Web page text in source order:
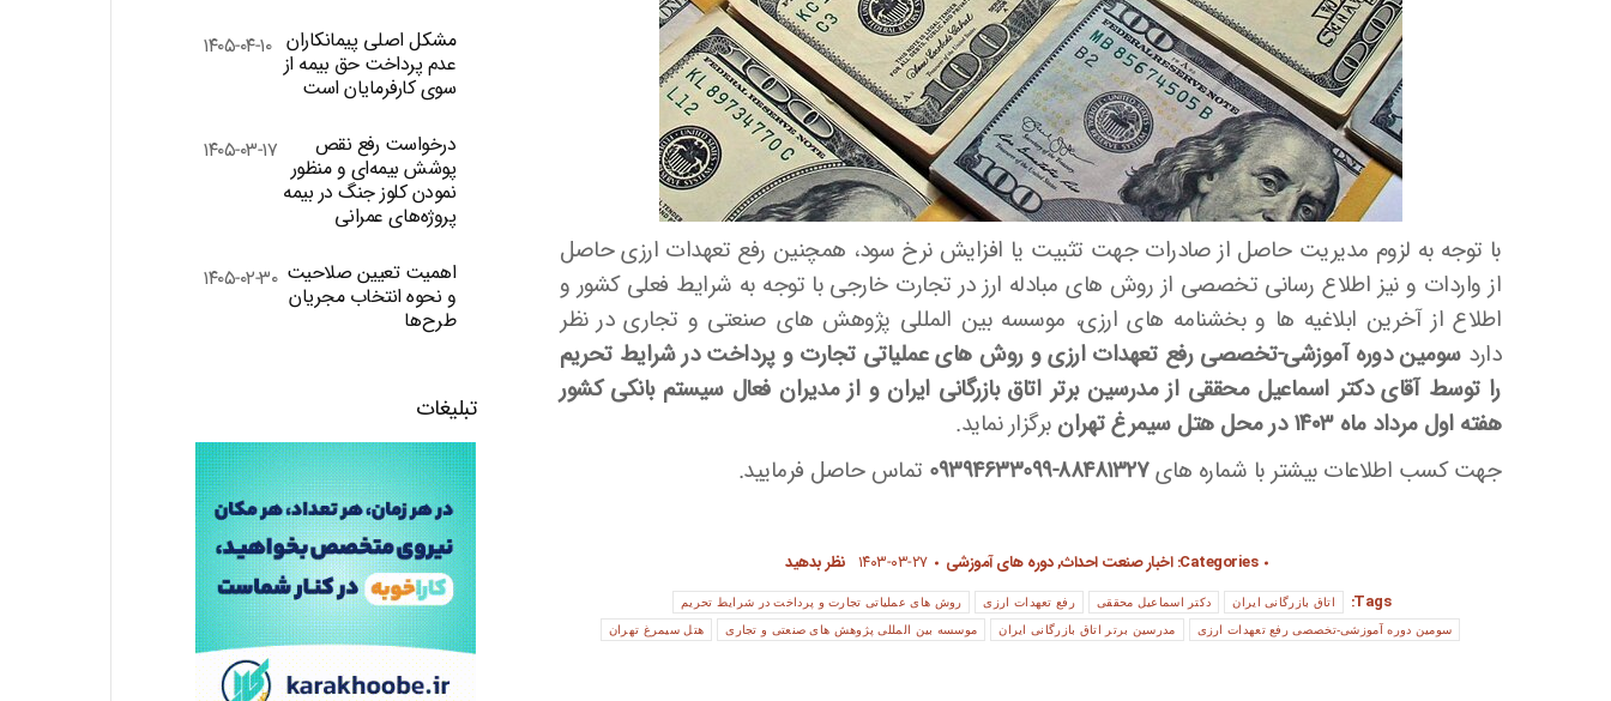
با توجه به لزوم مدیریت حاصل از صادرات جهت تثبیت یا افزایش نرخ سود، همچنین رفع تعهدات ارزی حاصل
از واردات و نیز اطلاع رسانی تخصصی از روش های مبادله ارز در تجارت خارجی با توجه به شرایط فعلی کشور و
اطلاع از آخرین ابلاغیه ها و بخشنامه های ارزی، موسسه بین المللی پژوهش های صنعتی و تجاری در نظر
داردسومین دوره آموزشی-تخصصی رفع تعهدات ارزی و روش های عملیاتی تجارت و پرداخت در شرایط تحریم
را توسط آقای دکتر اسماعیل محققی از مدرسین برتر اتاق بازرگانی ایران و از مدیران فعال سیستم بانکی کشور
هفته اول مرداد ماه ۱۴۰۳ در محل هتل سیمرغ تهران
برگزار نماید.
جهت کسب اطلاعات بیشتر با شماره های88481327-09394633099 تماس حاصل فرمایید.
Categories: اخبار صنعت احداث,دوره های آموزشی ۱۴۰۳-۰۳-۲۷ نظر بدهید
Tags:
اتاق بازرگانی ایران دکتر اسماعیل محققی رفع تعهدات ارزی روش های عملیاتی تجارت و پرداخت در شرایط تحریم
سومین دوره آموزشی-تخصصی رفع تعهدات ارزی مدرسین برتر اتاق بازرگانی ایران موسسه بین المللی پژوهش های صنعتی و تجاری هتل سیمرغ تهران
مشکل اصلی پیمانکاران
عدم پرداخت حق بیمه از
سوی کارفرمایان است
۱۴۰۵-۰۴-۱۰
درخواست رفع نقص
پوشش بیمه‌ای و منظور
نمودن کلوز جنگ در بیمه
پروژه‌های عمرانی
۱۴۰۵-۰۳-۱۷
اهمیت تعیین صلاحیت
و نحوه انتخاب مجریان
طرح‌ها
۱۴۰۵-۰۲-۳۰
تبلیغات